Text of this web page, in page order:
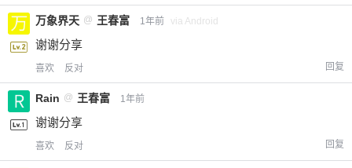
万象界天 @ 王春富 1年前 via Android
谢谢分享
喜欢 反对 回复
Rain @ 王春富 1年前
谢谢分享
喜欢 反对 回复